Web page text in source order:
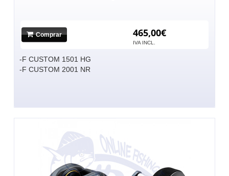
Comprar 465,00€
IVA INCL.
-F CUSTOM 1501 HG
-F CUSTOM 2001 NR